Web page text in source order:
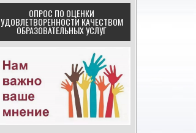
ОПРОС ПО ОЦЕНКИ
УДОВЛЕТВОРЕННОСТИ КАЧЕСТВОМ
ОБРАЗОВАТЕЛЬНЫХ УСЛУГ